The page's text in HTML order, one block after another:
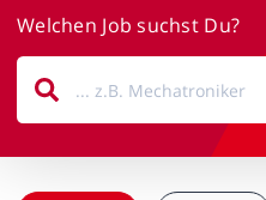
Welchen Job suchst Du?